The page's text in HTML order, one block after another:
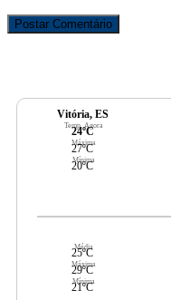
Vitória, ES
Temp. Agora
24ºC
Máxima
27ºC
Mínima
20ºC
Média
25ºC
Máxima
29ºC
Mínima
21ºC